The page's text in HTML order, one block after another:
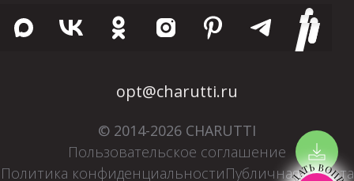
opt@charutti.ru
© 2014-2026 CHARUTTI
Пользовательское соглашение
Политика конфиденциальностиПубличная оферта